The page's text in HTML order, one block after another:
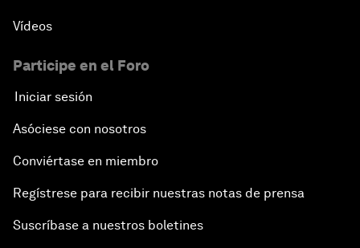
Vídeos
Participe en el Foro
Iniciar sesión
Asóciese con nosotros
Conviértase en miembro
Regístrese para recibir nuestras notas de prensa
Suscríbase a nuestros boletines